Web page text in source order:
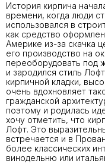
История кирпича
времени, когда люди
использовался в
как средство
Америке из-за скачка
его производство на
переоборудовать под
и зародился стиль
кирпичной кладки,
очень вдохновляет
гражданской
поэтому и родилась
хочу отметить, что
Лофт. Это
встречается и в
более классических
винодельню или